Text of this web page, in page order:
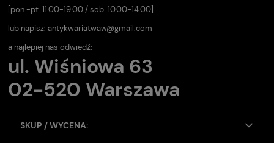
[pon.-pt. 11.00-19.00 / sob. 10.00-14.00].
lub napisz: antykwariatwaw@gmail.com
a najlepiej nas odwiedź:
ul. Wiśniowa 63
02-520 Warszawa
SKUP / WYCENA: